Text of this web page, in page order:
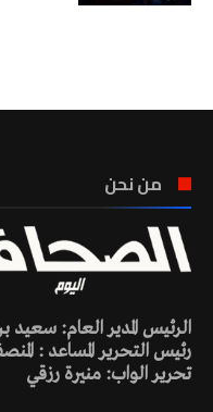
من نحن
الرئيس المدير العام: سعيد
رئيس التحرير المساعد :
تحرير الواب: منيرة رزقي